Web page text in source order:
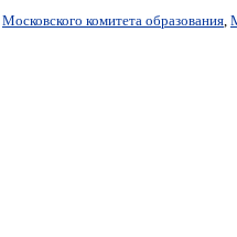
Московского комитета образования,